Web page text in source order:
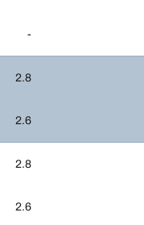
-
2.8
2.6
2.8
2.6